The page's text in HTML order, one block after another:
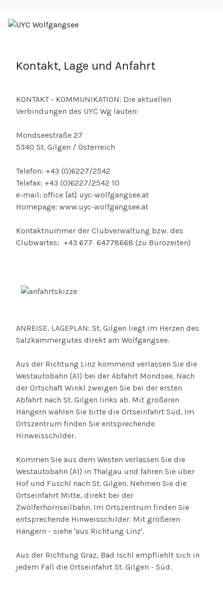
Kontakt, Lage und Anfahrt
KONTAKT - KOMMUNIKATION: Die aktuellen
Verbindungen des UYC Wg lauten:
Mondseestraße 27
5340 St. Gilgen / Österreich
Telefon: +43 (0)6227/2542
Telefax: +43 (0)6227/2542 10
e-mail: office [at] uyc-wolfgangsee.at
Homepage: www.uyc-wolfgangsee.at
Kontaktnummer der Clubverwaltung bzw. des
Clubwartes: +43 677 64778668 (zu Bürozeiten)
ANREISE, LAGEPLAN: St. Gilgen liegt im Herzen des
Salzkammergutes direkt am Wolfgangsee.
Aus der Richtung Linz kommend verlassen Sie die
Westautobahn (A1) bei der Abfahrt Mondsee. Nach
der Ortschaft Winkl zweigen Sie bei der ersten
Abfahrt nach St. Gilgen links ab. Mit größeren
Hängern wählen Sie bitte die Ortseinfahrt Süd. Im
Ortszentrum finden Sie entsprechende
Hinweisschilder.
Kommen Sie aus dem Westen verlassen Sie die
Westautobahn (A1) in Thalgau und fahren Sie über
Hof und Fuschl nach St. Gilgen. Nehmen Sie die
Ortseinfahrt Mitte, direkt bei der
Zwölferhornseilbahn. Im Ortszentrum finden Sie
entsprechende Hinweisschilder. Mit größeren
Hängern - siehe 'aus Richtung Linz'.
Aus der Richtung Graz, Bad Ischl empfliehlt sich in
jedem Fall die Ortseinfahrt St. Gilgen - Süd.